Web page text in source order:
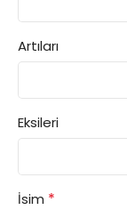
Artıları
Eksileri
İsim *